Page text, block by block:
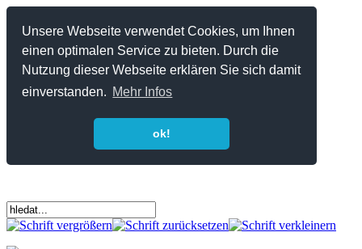
Unsere Webseite verwendet Cookies, um Ihnen
einen optimalen Service zu bieten. Durch die
Nutzung dieser Webseite erklären Sie sich damit
einverstanden. Mehr Infos
ok!